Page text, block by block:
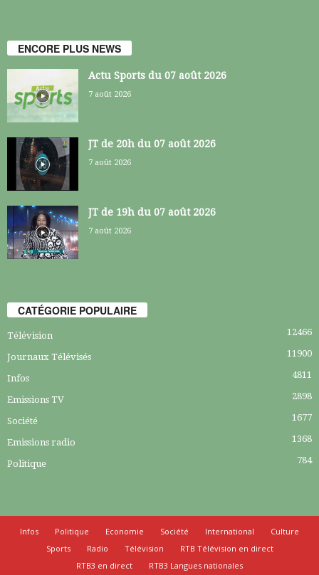
ENCORE PLUS NEWS
Actu Sports du 07 août 2026
7 août 2026
JT de 20h du 07 août 2026
7 août 2026
JT de 19h du 07 août 2026
7 août 2026
CATÉGORIE POPULAIRE
Télévision 12466
Journaux Télévisés 11900
Infos 4811
Emissions TV 2898
Société 1677
Emissions radio 1368
Politique 784
Infos Politique Economie Société International
Culture
Sports
Radio Télévision
RTB Télévision en direct
RTB3 en direct
RTB3 Langues nationales